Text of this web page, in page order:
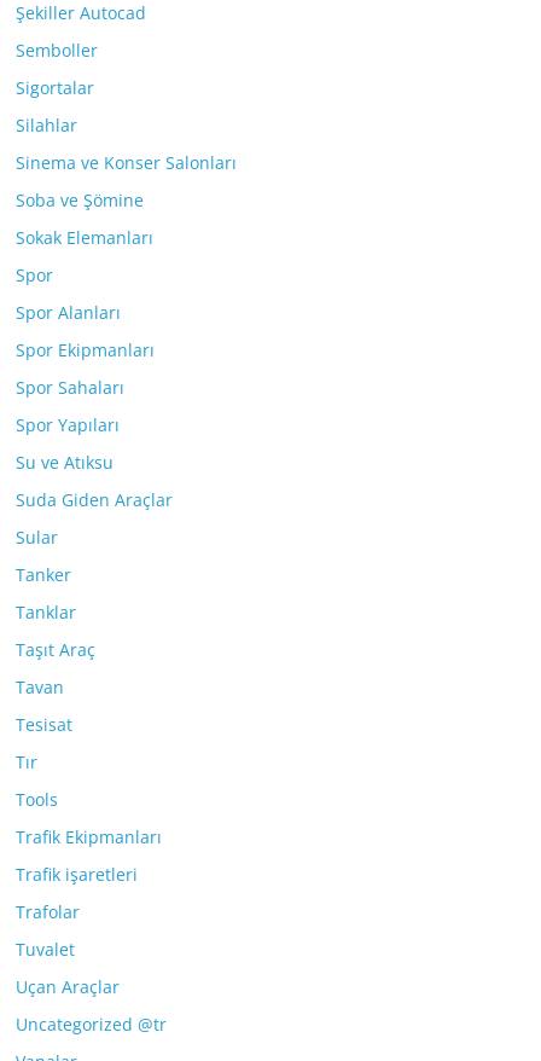
Şekiller Autocad
Semboller
Sigortalar
Silahlar
Sinema ve Konser Salonları
Soba ve Şömine
Sokak Elemanları
Spor
Spor Alanları
Spor Ekipmanları
Spor Sahaları
Spor Yapıları
Su ve Atıksu
Suda Giden Araçlar
Sular
Tanker
Tanklar
Taşıt Araç
Tavan
Tesisat
Tır
Tools
Trafik Ekipmanları
Trafik işaretleri
Trafolar
Tuvalet
Uçan Araçlar
Uncategorized @tr